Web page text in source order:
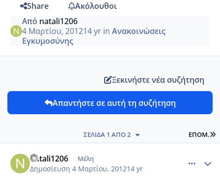
Share
Ακόλουθοι
Από natali1206
4 Μαρτίου, 201214 yrin Ανακοινώσεις
Εγκυμοσύνης
Ξεκινήστε νέα συζήτηση
Απαντήστε σε αυτή τη συζήτηση
ΕΠΌΜ.
ΣΕΛΊΔΑ 1 ΑΠΌ 2
natali1206 Μέλη
Δημοσίευση 4 Μαρτίου, 201214 yr